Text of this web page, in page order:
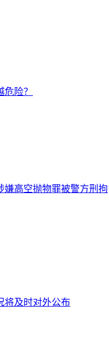
险？
嫌高空抛物罪被警方刑拘
将及时对外公布